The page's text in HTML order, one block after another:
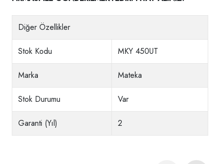
Diğer Özellikler
Stok Kodu MKY 450UT
Marka Mateka
Stok Durumu Var
Garanti (Yıl) 2